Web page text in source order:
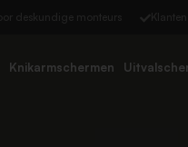
Knikarmschermen